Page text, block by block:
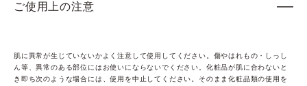
ご使用上の注意
肌に異常が生じていないかよく注意して使用してください。傷やはれもの・しっし
ん等、異常のある部位にはお使いにならないでください。化粧品が肌に合わないと
き即ち次のような場合には、使用を中止してください。そのまま化粧品類の使用を